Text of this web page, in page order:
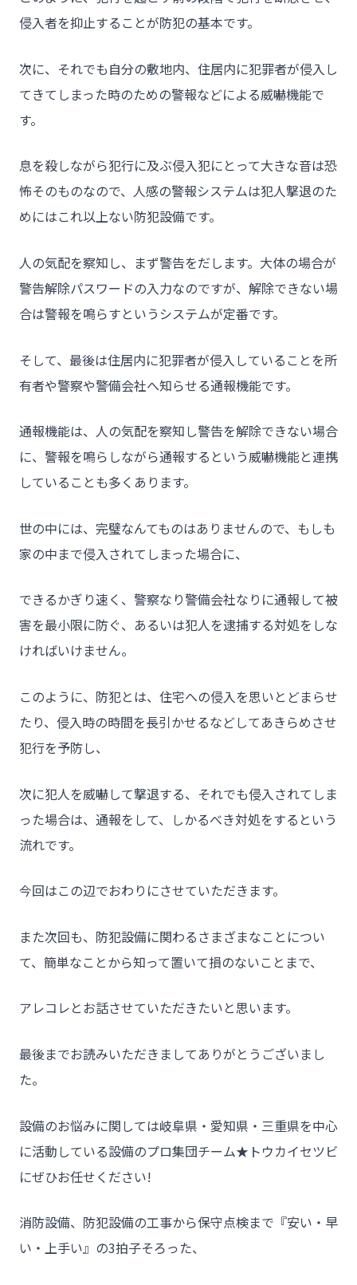
- 不動産管理会社様・アパートマンションオーナー様
- 工事業者様
- お客様の声
- 施工事例
- 会社概要
- お問い合わせ
侵入者を抑止することが防犯の基本です。
次に、それでも自分の敷地内、住居内に犯罪者が侵入し
てきてしまった時のための警報などによる威嚇機能で
す。
息を殺しながら犯行に及ぶ侵入犯にとって大きな音は恐
怖そのものなので、人感の警報システムは犯人撃退のた
めにはこれ以上ない防犯設備です。
人の気配を察知し、まず警告をだします。大体の場合が
警告解除パスワードの入力なのですが、解除できない場
合は警報を鳴らすというシステムが定番です。
そして、最後は住居内に犯罪者が侵入していることを所
有者や警察や警備会社へ知らせる通報機能です。
通報機能は、人の気配を察知し警告を解除できない場合
に、警報を鳴らしながら通報するという威嚇機能と連携
していることも多くあります。
世の中には、完璧なんてものはありませんので、もしも
家の中まで侵入されてしまった場合に、
できるかぎり速く、警察なり警備会社なりに通報して被
害を最小限に防ぐ、あるいは犯人を逮捕する対処をしな
ければいけません。
このように、防犯とは、住宅への侵入を思いとどまらせ
たり、侵入時の時間を長引かせるなどしてあきらめさせ
犯行を予防し、
次に犯人を威嚇して撃退する、それでも侵入されてしま
った場合は、通報をして、しかるべき対処をするという
流れです。
今回はこの辺でおわりにさせていただきます。
また次回も、防犯設備に関わるさまざまなことについ
て、簡単なことから知って置いて損のないことまで、
アレコレとお話させていただきたいと思います。
最後までお読みいただきましてありがとうございまし
た。
設備のお悩みに関しては岐阜県・愛知県・三重県を中心
に活動している設備のプロ集団チーム★トウカイセツビ
にぜひお任せください!
消防設備、防犯設備の工事から保守点検まで『安い・早
い・上手い』の3拍子そろった、